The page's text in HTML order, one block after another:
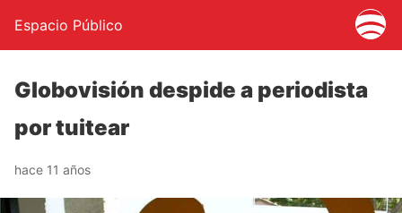
Espacio Público
Globovisión despide a periodista
por tuitear
hace 11 años